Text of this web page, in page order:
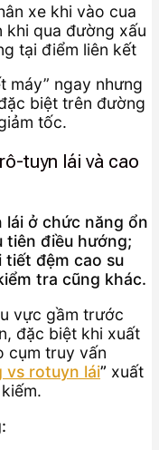
xe khi vào cua
khi qua đường xấu
tại điểm liên kết
máy” ngay nhưng
biệt trên đường
tốc.
tuyn lái và cao
ở chức năng ổn
tiên điều hướng;
tiết đệm cao su
tra cũng khác.
vực gầm trước
đặc biệt khi xuất
cụm truy vấn
vs rotuyn lái” xuất